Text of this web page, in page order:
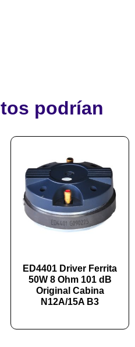
podrían
ED4401 Driver Ferrita
50W 8 Ohm 101 dB
Original Cabina
N12A/15A B3